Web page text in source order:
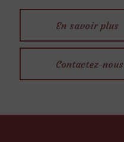
En savoir plus
Contactez-nous